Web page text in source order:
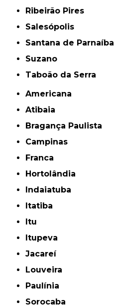
Ribeirão Pires
Salesópolis
Santana de Parnaíba
Suzano
Taboão da Serra
Americana
Atibaia
Bragança Paulista
Campinas
Franca
Hortolândia
Indaiatuba
Itatiba
Itu
Itupeva
Jacareí
Louveira
Paulínia
Sorocaba